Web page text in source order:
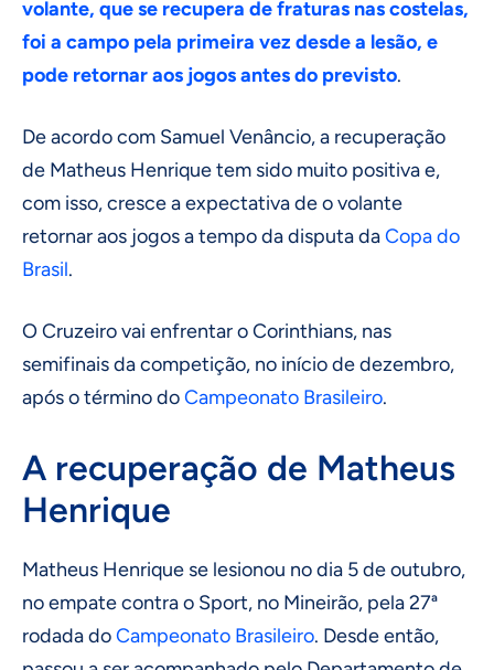
volante, que se recupera de fraturas nas costelas,
foi a campo pela primeira vez desde a lesão, e
pode retornar aos jogos antes do previsto.
De acordo com Samuel Venâncio, a recuperação
de Matheus Henrique tem sido muito positiva e,
com isso, cresce a expectativa de o volante
retornar aos jogos a tempo da disputa daCopa do
Brasil.
O Cruzeiro vai enfrentar o Corinthians, nas
semifinais da competição, no início de dezembro,
após o término doCampeonato Brasileiro.
A recuperação de Matheus
Henrique
Matheus Henrique se lesionou no dia 5 de outubro,
no empate contra o Sport, no Mineirão, pela 27ª
rodada doCampeonato Brasileiro. Desde então,